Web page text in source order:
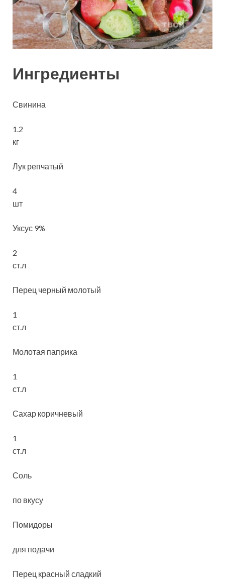
Ингредиенты
Свинина
1.2
кг
Лук репчатый
4
шт
Уксус 9%
2
ст.л
Перец черный молотый
1
ст.л
Молотая паприка
1
ст.л
Сахар коричневый
1
ст.л
Соль
по вкусу
Помидоры
для подачи
Перец красный сладкий